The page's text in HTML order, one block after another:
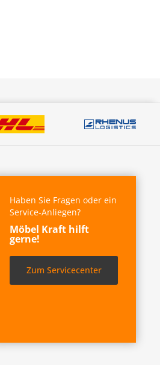
Haben Sie Fragen oder ein
Service-Anliegen?
Möbel Kraft hilft
gerne!
Zum Servicecenter